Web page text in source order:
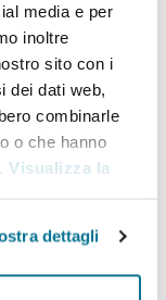
media e per
inoltre
sito con i
dei dati web,
combinarle
o che hanno
Visualizza la
dettagli
of
and
Cooperation
of Foreign